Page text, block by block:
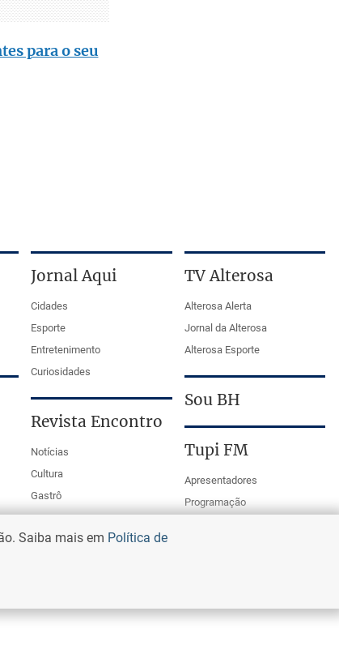
para o seu
Jornal Aqui
Cidades
Esporte
Entretenimento
Curiosidades
Revista Encontro
Notícias
Cultura
Gastrô
TV Alterosa
Alterosa Alerta
Jornal da Alterosa
Alterosa Esporte
Sou BH
Tupi FM
Apresentadores
Programação
Saiba mais em Política de